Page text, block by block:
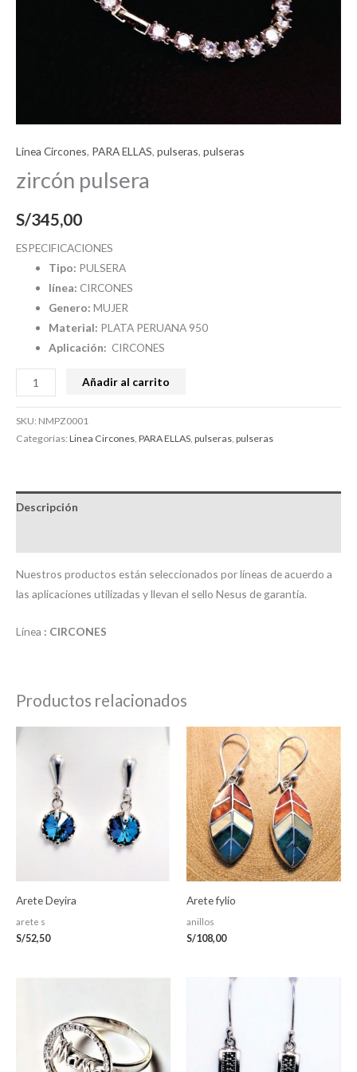
Linea Circones, PARA ELLAS, pulseras, pulseras
zircón pulsera
S/345,00
ESPECIFICACIONES
Tipo: PULSERA
línea: CIRCONES
Genero: MUJER
Material: PLATA PERUANA 950
Aplicación: CIRCONES
Añadir al carrito
SKU: NMPZ0001
Categorías:Linea Circones, PARA ELLAS, pulseras, pulseras
Descripción
Nuestros productos están seleccionados por líneas de acuerdo a
las aplicaciones utilizadas y llevan el sello Nesus de garantía.
Línea : CIRCONES
Productos relacionados
Arete Deyira
arete s
S/52,50
Arete fylio
anillos
S/108,00